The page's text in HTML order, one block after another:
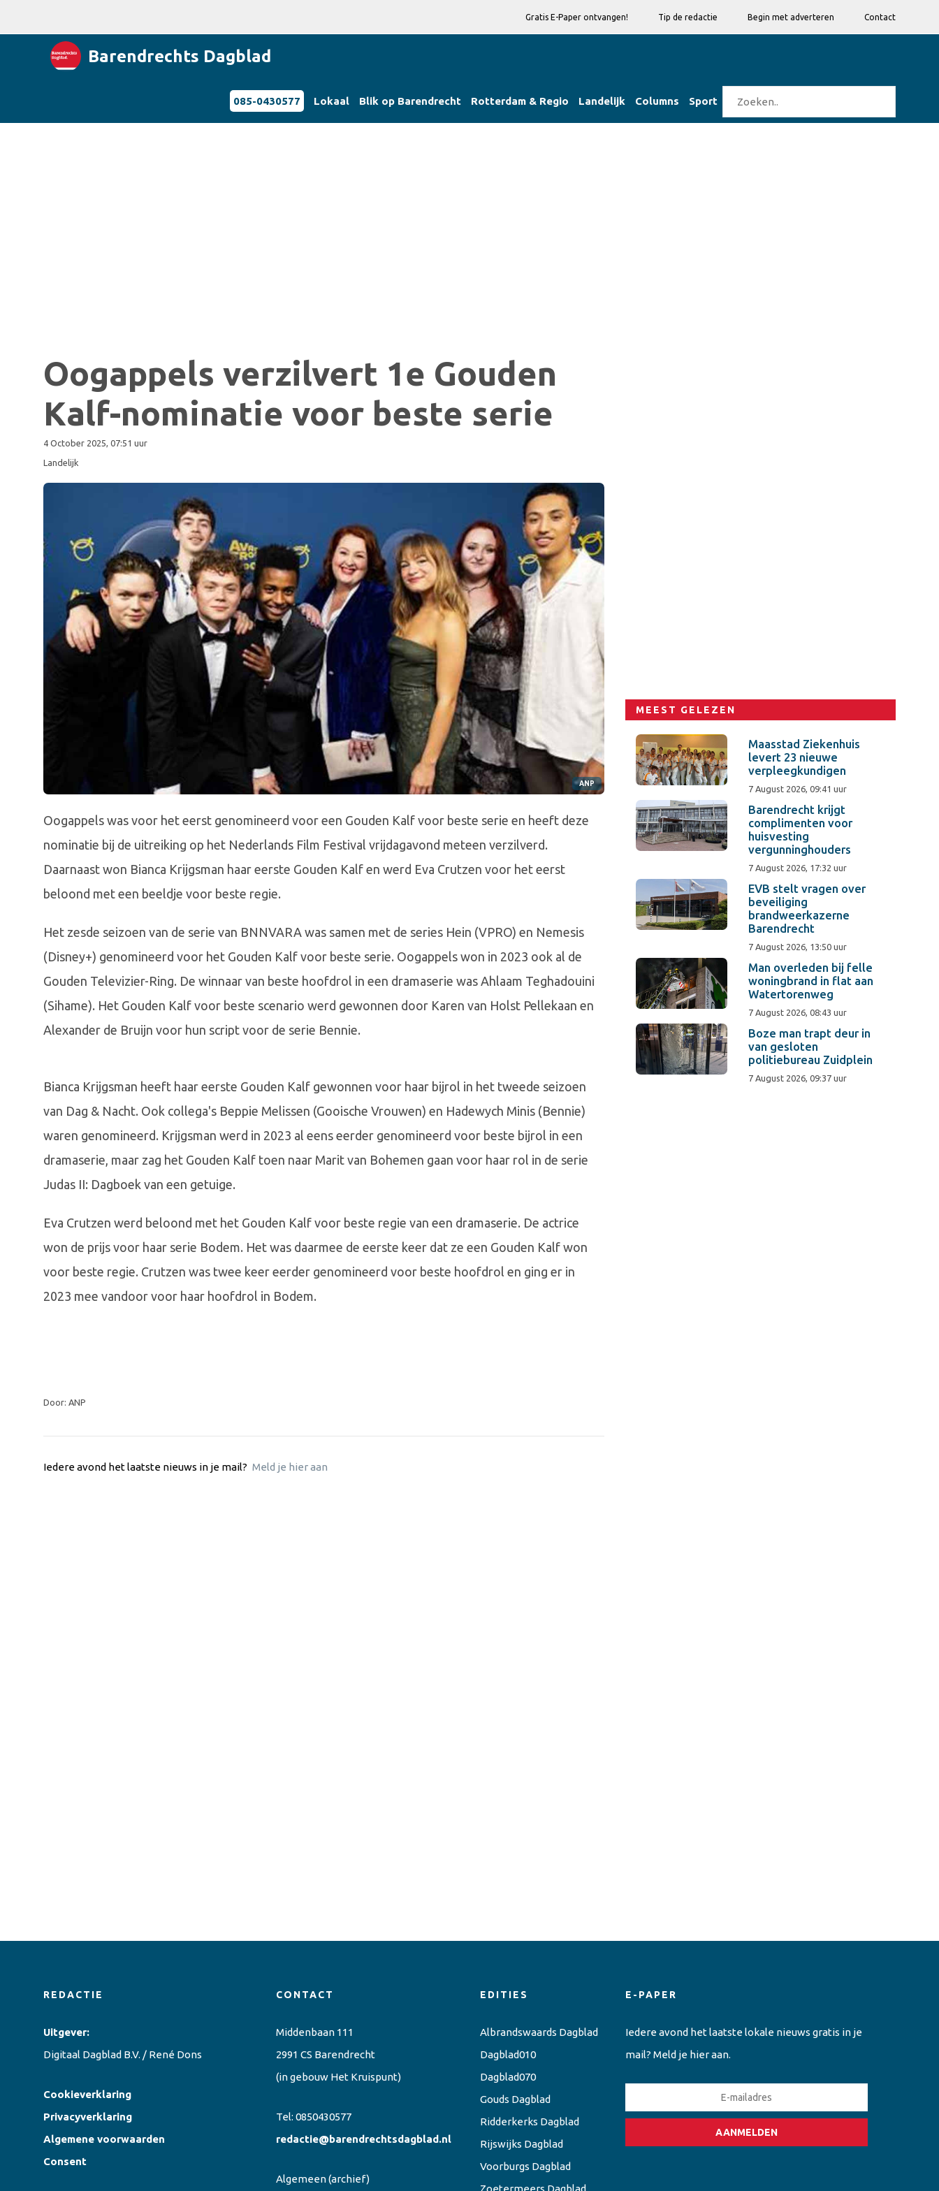
Gratis E-Paper ontvangen! Tip de redactie Begin met adverteren Contact
Barendrechts Dagblad
085-0430577 Lokaal Blik op Barendrecht Rotterdam & Regio Landelijk Columns Sport
Oogappels verzilvert 1e Gouden
Kalf-nominatie voor beste serie
4 October 2025, 07:51 uur
Landelijk
ANP
Oogappels was voor het eerst genomineerd voor een Gouden Kalf voor beste serie en heeft deze
nominatie bij de uitreiking op het Nederlands Film Festival vrijdagavond meteen verzilverd.
Daarnaast won Bianca Krijgsman haar eerste Gouden Kalf en werd Eva Crutzen voor het eerst
beloond met een beeldje voor beste regie.
Het zesde seizoen van de serie van BNNVARA was samen met de series Hein (VPRO) en Nemesis
(Disney+) genomineerd voor het Gouden Kalf voor beste serie. Oogappels won in 2023 ook al de
Gouden Televizier-Ring. De winnaar van beste hoofdrol in een dramaserie was Ahlaam Teghadouini
(Sihame). Het Gouden Kalf voor beste scenario werd gewonnen door Karen van Holst Pellekaan en
Alexander de Bruijn voor hun script voor de serie Bennie.
Bianca Krijgsman heeft haar eerste Gouden Kalf gewonnen voor haar bijrol in het tweede seizoen
van Dag & Nacht. Ook collega's Beppie Melissen (Gooische Vrouwen) en Hadewych Minis (Bennie)
waren genomineerd. Krijgsman werd in 2023 al eens eerder genomineerd voor beste bijrol in een
dramaserie, maar zag het Gouden Kalf toen naar Marit van Bohemen gaan voor haar rol in de serie
Judas II: Dagboek van een getuige.
Eva Crutzen werd beloond met het Gouden Kalf voor beste regie van een dramaserie. De actrice
won de prijs voor haar serie Bodem. Het was daarmee de eerste keer dat ze een Gouden Kalf won
voor beste regie. Crutzen was twee keer eerder genomineerd voor beste hoofdrol en ging er in
2023 mee vandoor voor haar hoofdrol in Bodem.
Door: ANP
Iedere avond het laatste nieuws in je mail? Meld je hier aan
MEEST GELEZEN
Maasstad Ziekenhuis
levert 23 nieuwe
verpleegkundigen
7 August 2026, 09:41 uur
Barendrecht krijgt
complimenten voor
huisvesting
vergunninghouders
7 August 2026, 17:32 uur
EVB stelt vragen over
beveiliging
brandweerkazerne
Barendrecht
7 August 2026, 13:50 uur
Man overleden bij felle
woningbrand in flat aan
Watertorenweg
7 August 2026, 08:43 uur
Boze man trapt deur in
van gesloten
politiebureau Zuidplein
7 August 2026, 09:37 uur
REDACTIE
Uitgever:
Digitaal Dagblad B.V. / René Dons
Cookieverklaring
Privacyverklaring
Algemene voorwaarden
Consent
CONTACT
Middenbaan 111
2991 CS Barendrecht
(in gebouw Het Kruispunt)
Tel: 0850430577
redactie@barendrechtsdagblad.nl
Algemeen(archief)
EDITIES
Albrandswaards Dagblad
Dagblad010
Dagblad070
Gouds Dagblad
Ridderkerks Dagblad
Rijswijks Dagblad
Voorburgs Dagblad
E-PAPER
Iedere avond het laatste lokale nieuws gratis in je
mail? Meld je hier aan.